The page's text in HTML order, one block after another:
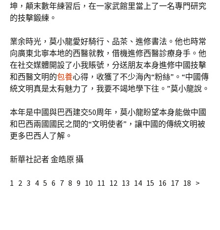
坤，顛末數年練習后，在一家武館里當上了一名專門研究
的技擊鍛練。
業余時光，莫小龍愛好騎行、品茶、進修書法。他也時常
向廣東北寧本地的西醫就教，借機進修西醫診療身手。他
在社交媒體開設了小我賬號，分送朋友本身進修中國技擊
和西醫文明的包養心得，收獲了不少海內“粉絲”。“中國傳
統文明真是太有魅力了，我要不竭地學下往。”莫小龍說。
本年是中國與巴西建交50周年，莫小龍盼望本身能做中國
和巴西兩國國民之間的“文明使者”，讓中國的傳統文明被
更多巴西人了解。
新華社記者 金皓原 攝
1 2 3 4 5 6 7 8 9 10 11 12 13 14 15 16 17 18 >